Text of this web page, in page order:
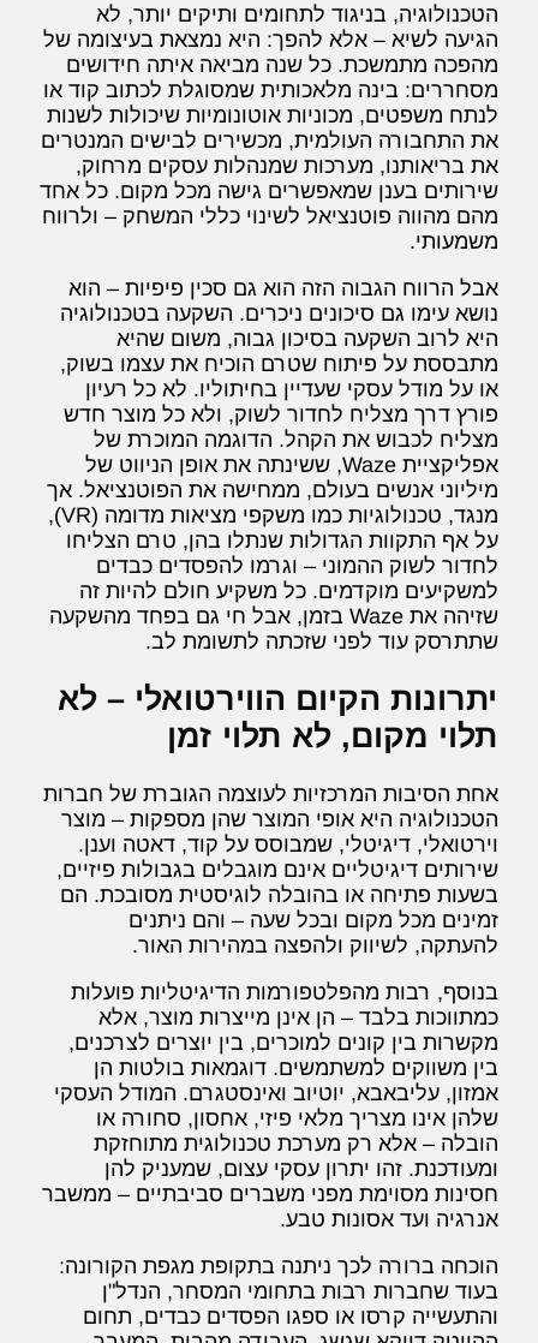
הטכנולוגיה, בניגוד לתחומים ותיקים יותר, לא
הגיעה לשיא – אלא להפך: היא נמצאת בעיצומה של
מהפכה מתמשכת. כל שנה מביאה איתה חידושים
מסחררים: בינה מלאכותית שמסוגלת לכתוב קוד או
לנתח משפטים, מכוניות אוטונומיות שיכולות לשנות
את התחבורה העולמית, מכשירים לבישים המנטרים
את בריאותנו, מערכות שמנהלות עסקים מרחוק,
שירותים בענן שמאפשרים גישה מכל מקום. כל אחד
מהם מהווה פוטנציאל לשינוי כללי המשחק – ולרווח
משמעותי.
אבל הרווח הגבוה הזה הוא גם סכין פיפיות – הוא
נושא עימו גם סיכונים ניכרים. השקעה בטכנולוגיה
היא לרוב השקעה בסיכון גבוה, משום שהיא
מתבססת על פיתוח שטרם הוכיח את עצמו בשוק,
או על מודל עסקי שעדיין בחיתוליו. לא כל רעיון
פורץ דרך מצליח לחדור לשוק, ולא כל מוצר חדש
מצליח לכבוש את הקהל. הדוגמה המוכרת של
אפליקציית Waze, ששינתה את אופן הניווט של
מיליוני אנשים בעולם, ממחישה את הפוטנציאל. אך
מנגד, טכנולוגיות כמו משקפי מציאות מדומה (VR),
על אף התקוות הגדולות שנתלו בהן, טרם הצליחו
לחדור לשוק ההמוני – וגרמו להפסדים כבדים
למשקיעים מוקדמים. כל משקיע חולם להיות זה
שזיהה את Waze בזמן, אבל חי גם בפחד מהשקעה
שתתרסק עוד לפני שזכתה לתשומת לב.
יתרונות הקיום הווירטואלי – לא
תלוי מקום, לא תלוי זמן
אחת הסיבות המרכזיות לעוצמה הגוברת של חברות
הטכנולוגיה היא אופי המוצר שהן מספקות – מוצר
וירטואלי, דיגיטלי, שמבוסס על קוד, דאטה וענן.
שירותים דיגיטליים אינם מוגבלים בגבולות פיזיים,
בשעות פתיחה או בהובלה לוגיסטית מסובכת. הם
זמינים מכל מקום ובכל שעה – והם ניתנים
להעתקה, לשיווק ולהפצה במהירות האור.
בנוסף, רבות מהפלטפורמות הדיגיטליות פועלות
כמתווכות בלבד – הן אינן מייצרות מוצר, אלא
מקשרות בין קונים למוכרים, בין יוצרים לצרכנים,
בין משווקים למשתמשים. דוגמאות בולטות הן
אמזון, עליבאבא, יוטיוב ואינסטגרם. המודל העסקי
שלהן אינו מצריך מלאי פיזי, אחסון, סחורה או
הובלה – אלא רק מערכת טכנולוגית מתוחזקת
ומעודכנת. זהו יתרון עסקי עצום, שמעניק להן
חסינות מסוימת מפני משברים סביבתיים – ממשבר
אנרגיה ועד אסונות טבע.
הוכחה ברורה לכך ניתנה בתקופת מגפת הקורונה:
בעוד שחברות רבות בתחומי המסחר, הנדל"ן
והתעשייה קרסו או ספגו הפסדים כבדים, תחום